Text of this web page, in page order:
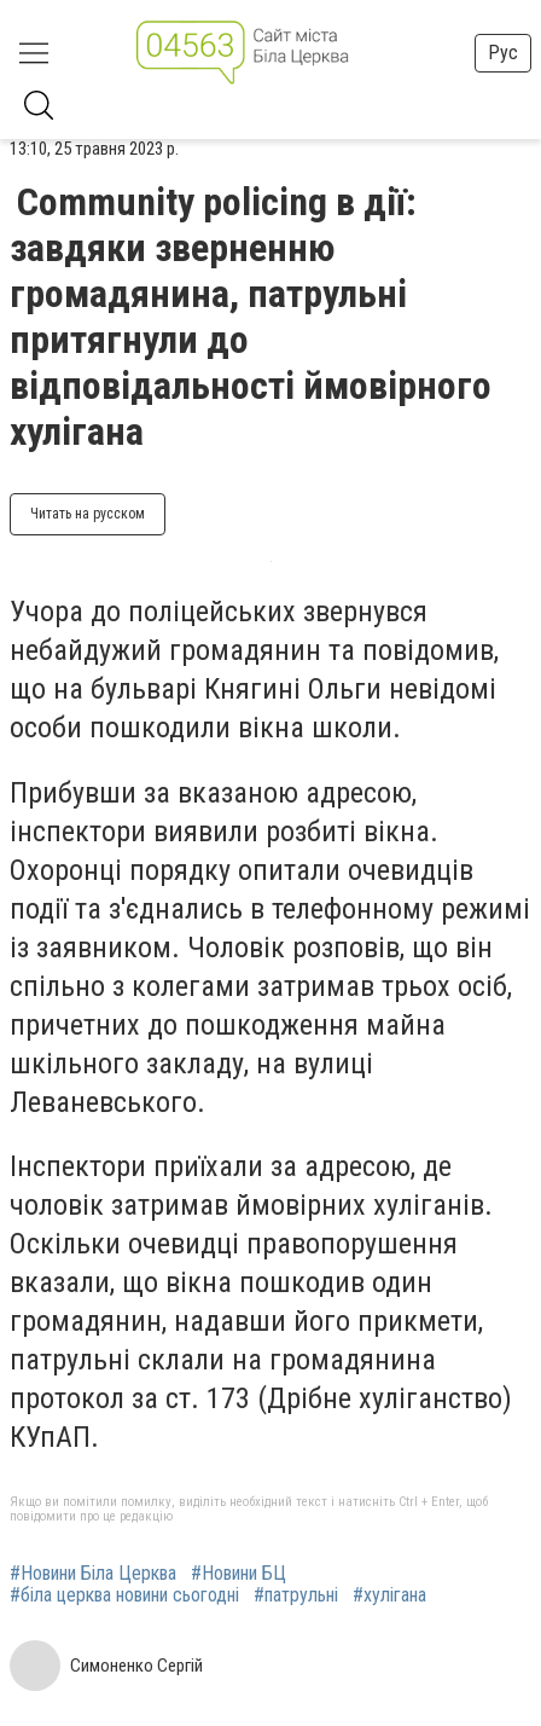
Рус
13:10, 25 травня 2023 р.
Community policing в дії:
завдяки зверненню
громадянина, патрульні
притягнули до
відповідальності ймовірного
хулігана
Читать на русском
Учора до поліцейських звернувся
небайдужий громадянин та повідомив,
що на бульварі Княгині Ольги невідомі
особи пошкодили вікна школи.
Прибувши за вказаною адресою,
інспектори виявили розбиті вікна.
Охоронці порядку опитали очевидців
події та з'єднались в телефонному режимі
із заявником. Чоловік розповів, що він
спільно з колегами затримав трьох осіб,
причетних до пошкодження майна
шкільного закладу, на вулиці
Леваневського.
Інспектори приїхали за адресою, де
чоловік затримав ймовірних хуліганів.
Оскільки очевидці правопорушення
вказали, що вікна пошкодив один
громадянин, надавши його прикмети,
патрульні склали на громадянина
протокол за ст. 173 (Дрібне хуліганство)
КУпАП.
Якщо ви помітили помилку, виділіть необхідний текст і натисніть Ctrl + Enter, щоб
повідомити про це редакцію
#Новини Біла Церква
#Новини БЦ
#біла церква новини сьогодні
#патрульні #хулігана
Симоненко Сергій